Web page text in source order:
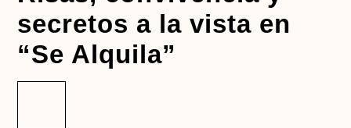
secretos a la vista en
“Se Alquila”